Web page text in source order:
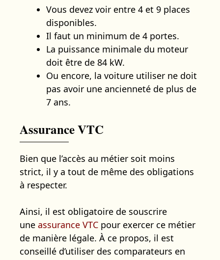
Vous devez voir entre 4 et 9 places
disponibles.
Il faut un minimum de 4 portes.
La puissance minimale du moteur
doit être de 84 kW.
Ou encore, la voiture utiliser ne doit
pas avoir une ancienneté de plus de
7 ans.
Assurance VTC
Bien que l’accès au métier soit moins
strict, il y a tout de même des obligations
à respecter.
Ainsi, il est obligatoire de souscrire
une assurance VTC pour exercer ce métier
de manière légale. À ce propos, il est
conseillé d’utiliser des comparateurs en